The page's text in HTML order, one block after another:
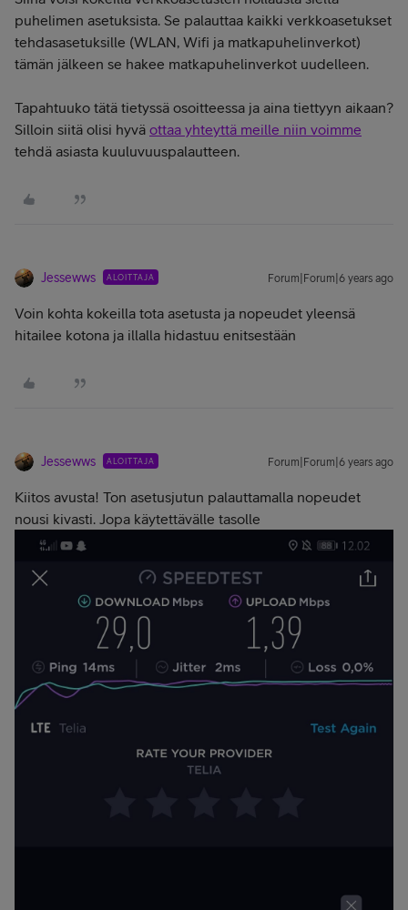
puhelimen asetuksista. Se palauttaa kaikki verkkoasetukset
tehdasasetuksille (WLAN, Wifi ja matkapuhelinverkot)
tämän jälkeen se hakee matkapuhelinverkot uudelleen.
Tapahtuuko tätä tietyssä osoitteessa ja aina tiettyyn aikaan?
Silloin siitä olisi hyvä ottaa yhteyttä meille niin voimme
tehdä asiasta kuuluvuuspalautteen.
Jessewws ALOITTAJA Forum|Forum|6 years ago
Voin kohta kokeilla tota asetusta ja nopeudet yleensä
hitailee kotona ja illalla hidastuu enitsestään
Jessewws ALOITTAJA Forum|Forum|6 years ago
Kiitos avusta! Ton asetusjutun palauttamalla nopeudet
nousi kivasti. Jopa käytettävälle tasolle